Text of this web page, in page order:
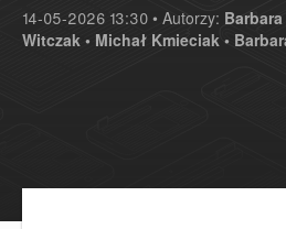
14-05-2026 13:30 • Autorzy:
Witczak • Michał Kmieciak •